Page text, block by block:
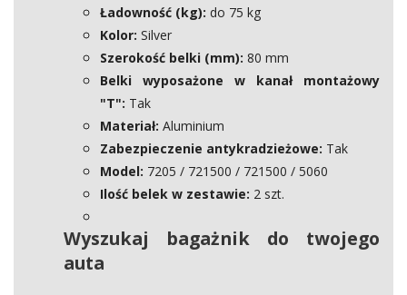
Ładowność (kg): do 75 kg
Kolor: Silver
Szerokość belki (mm): 80 mm
Belki wyposażone w kanał montażowy
"T": Tak
Materiał: Aluminium
Zabezpieczenie antykradzieżowe: Tak
Model: 7205 / 721500 / 721500 / 5060
Ilość belek w zestawie: 2 szt.
Wyszukaj bagażnik do twojego
auta